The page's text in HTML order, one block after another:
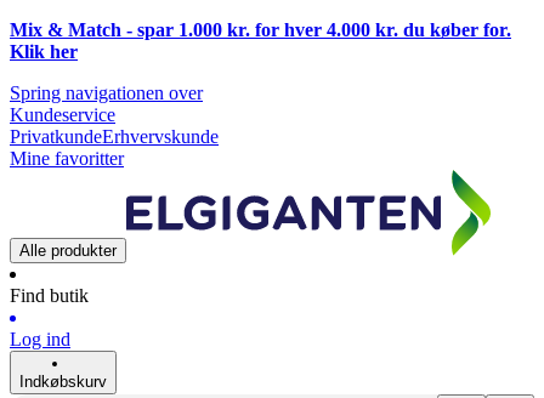
Mix & Match - spar 1.000 kr. for hver 4.000 kr. du køber for.
Klik her
Spring navigationen over
Kundeservice
PrivatkundeErhvervskunde
Mine favoritter
Alle produkter
Find butik
Log ind
Indkøbskurv